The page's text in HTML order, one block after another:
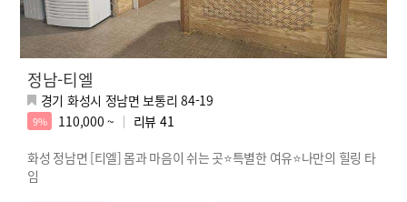
정남-티엘
경기 화성시 정남면 보통리 84-19
9% 110,000 ~ 리뷰 41
화성 정남면 [티엘] 몸과 마음이 쉬는 곳⭐특별한 여유⭐나만의 힐링 타
임